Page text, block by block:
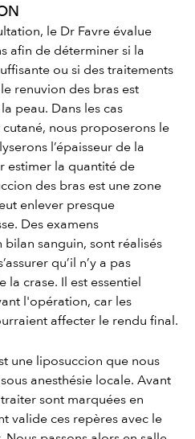
le Dr Favre évalue
afin de déterminer si la
ou si des traitements
renuvion des bras est
peau. Dans les cas
nous proposerons le
l’épaisseur de la
estimer la quantité de
des bras est une zone
enlever presque
Des examens
sanguin, sont réalisés
qu’il n’y a pas
la crase. Il est essentiel
l'opération, car les
affecter le rendu final.
une liposuccion que nous
anesthésie locale. Avant
sont marquées en
valide ces repères avec le